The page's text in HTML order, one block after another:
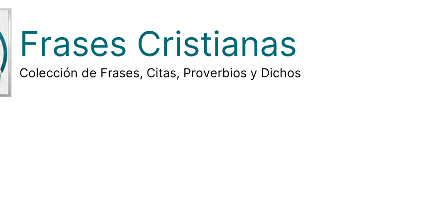
Frases Cristianas
Colección de Frases, Citas, Proverbios y Dichos